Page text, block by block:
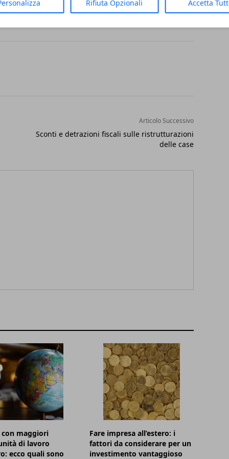
Rifiuta Opzionali Accetta
Articolo Successivo
Sconti e detrazioni fiscali sulle ristrutturazioni
delle case
con maggiori
di lavoro
ecco quali sono
Fare impresa all’estero: i
fattori da considerare per un
investimento vantaggioso